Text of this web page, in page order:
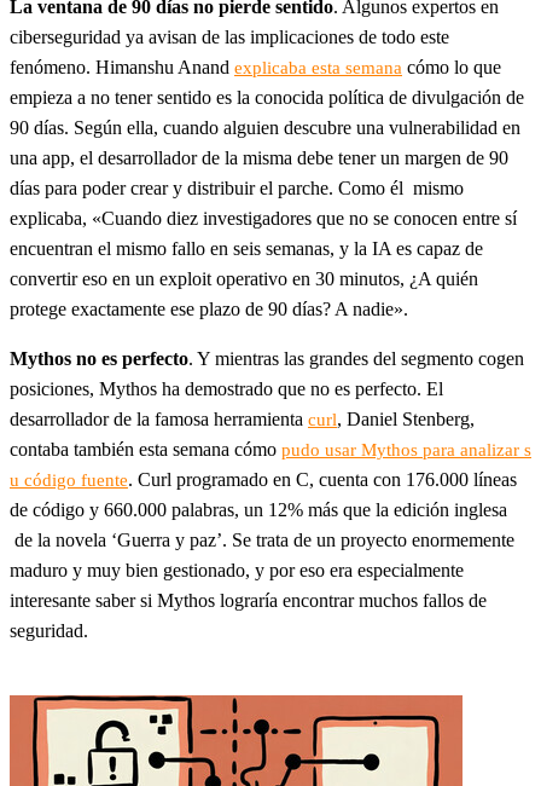
La ventana de 90 días no pierde sentido. Algunos expertos en
ciberseguridad ya avisan de las implicaciones de todo este
fenómeno. Himanshu Anand explicaba esta semana cómo lo que
empieza a no tener sentido es la conocida política de divulgación de
90 días. Según ella, cuando alguien descubre una vulnerabilidad en
una app, el desarrollador de la misma debe tener un margen de 90
días para poder crear y distribuir el parche. Como él mismo
explicaba, «Cuando diez investigadores que no se conocen entre sí
encuentran el mismo fallo en seis semanas, y la IA es capaz de
convertir eso en un exploit operativo en 30 minutos, ¿A quién
protege exactamente ese plazo de 90 días? A nadie».
Mythos no es perfecto. Y mientras las grandes del segmento cogen
posiciones, Mythos ha demostrado que no es perfecto. El
desarrollador de la famosa herramienta curl, Daniel Stenberg,
contaba también esta semana cómo pudo usar Mythos para analizar s
u código fuente. Curl programado en C, cuenta con 176.000 líneas
de código y 660.000 palabras, un 12% más que la edición inglesa
de la novela ‘Guerra y paz’. Se trata de un proyecto enormemente
maduro y muy bien gestionado, y por eso era especialmente
interesante saber si Mythos lograría encontrar muchos fallos de
seguridad.